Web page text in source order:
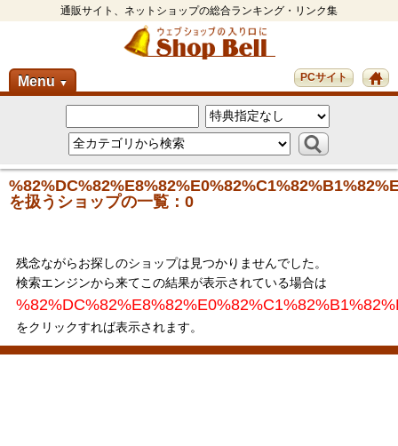
通販サイト、ネットショップの総合ランキング・リンク集
Menu ▼ PCサイト
を扱うショップの一覧：0
残念ながらお探しのショップは見つかりませんでした。
検索エンジンから来てこの結果が表示されている場合は
をクリックすれば表示されます。